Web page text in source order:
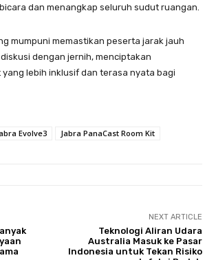
dan menangkap seluruh sudut ruangan.
mumpuni memastikan peserta jarak jauh
dengan jernih, menciptakan
lebih inklusif dan terasa nyata bagi
Evolve3 Jabra PanaCast Room Kit
NEXT ARTICLE
Teknologi Aliran Udara
Australia Masuk ke Pasar
Indonesia untuk Tekan Risiko